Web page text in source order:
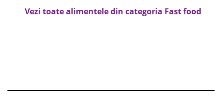
Vezi toate alimentele din categoria Fast food